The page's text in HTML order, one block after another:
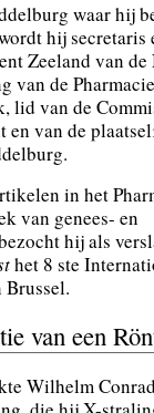
waar hij
hij secretaris
Zeeland van de
van de
lid van de
en van de
in het
van genees- en
hij als
het 8 ste
Brussel.
van een
Wilhelm